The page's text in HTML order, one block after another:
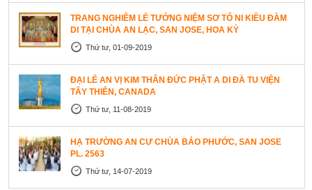
TRANG NGHIÊM LỄ TƯỞNG NIỆM SƠ TỔ NI KIỀU ĐÀM
DI TẠI CHÙA AN LẠC, SAN JOSE, HOA KỲ
Thứ tư, 01-09-2019
ĐẠI LỄ AN VỊ KIM THÂN ĐỨC PHẬT A DI ĐÀ TU VIỆN
TÂY THIÊN, CANADA
Thứ tư, 11-08-2019
HẠ TRƯỜNG AN CƯ CHÙA BẢO PHƯỚC, SAN JOSE
PL. 2563
Thứ tư, 14-07-2019